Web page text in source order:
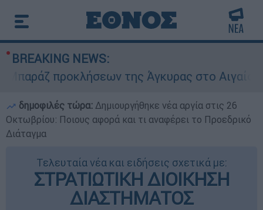
BREAKING NEWS:
προκλήσεων της Άγκυρας στο Αιγαίο:
δημοφιλές τώρα: Δημιουργήθηκε νέα αργία στις 26
Οκτωβρίου: Ποιους αφορά και τι αναφέρει το Προεδρικό
Διάταγμα
Τελευταία νέα και ειδήσεις σχετικά με:
ΣΤΡΑΤΙΩΤΙΚΗ ΔΙΟΙΚΗΣΗ
ΔΙΑΣΤΗΜΑΤΟΣ